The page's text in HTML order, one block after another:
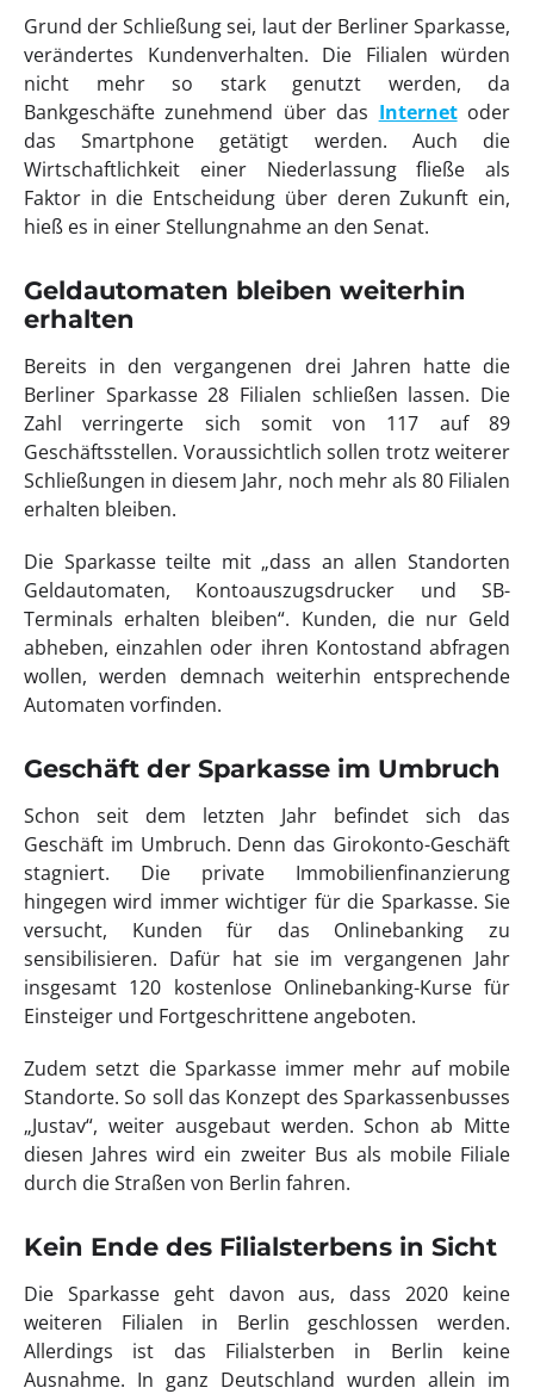
Grund der Schließung sei, laut der Berliner Sparkasse,
verändertes Kundenverhalten. Die Filialen würden
nicht mehr so stark genutzt werden, da
Bankgeschäfte zunehmend über das Internetoder
das Smartphone getätigt werden. Auch die
Wirtschaftlichkeit einer Niederlassung fließe als
Faktor in die Entscheidung über deren Zukunft ein,
hieß es in einer Stellungnahme an den Senat.
Geldautomaten bleiben weiterhin
erhalten
Bereits in den vergangenen drei Jahren hatte die
Berliner Sparkasse 28 Filialen schließen lassen. Die
Zahl verringerte sich somit von 117 auf 89
Geschäftsstellen. Voraussichtlich sollen trotz weiterer
Schließungen in diesem Jahr, noch mehr als 80 Filialen
erhalten bleiben.
Die Sparkasse teilte mit „dass an allen Standorten
Geldautomaten, Kontoauszugsdrucker und SB-
Terminals erhalten bleiben“. Kunden, die nur Geld
abheben, einzahlen oder ihren Kontostand abfragen
wollen, werden demnach weiterhin entsprechende
Automaten vorfinden.
Geschäft der Sparkasse im Umbruch
Schon seit dem letzten Jahr befindet sich das
Geschäft im Umbruch. Denn das Girokonto-Geschäft
stagniert. Die private Immobilienfinanzierung
hingegen wird immer wichtiger für die Sparkasse. Sie
versucht, Kunden für das Onlinebanking zu
sensibilisieren. Dafür hat sie im vergangenen Jahr
insgesamt 120 kostenlose Onlinebanking-Kurse für
Einsteiger und Fortgeschrittene angeboten.
Zudem setzt die Sparkasse immer mehr auf mobile
Standorte. So soll das Konzept des Sparkassenbusses
„Justav“, weiter ausgebaut werden. Schon ab Mitte
diesen Jahres wird ein zweiter Bus als mobile Filiale
durch die Straßen von Berlin fahren.
Kein Ende des Filialsterbens in Sicht
Die Sparkasse geht davon aus, dass 2020 keine
weiteren Filialen in Berlin geschlossen werden.
Allerdings ist das Filialsterben in Berlin keine
Ausnahme. In ganz Deutschland wurden allein im